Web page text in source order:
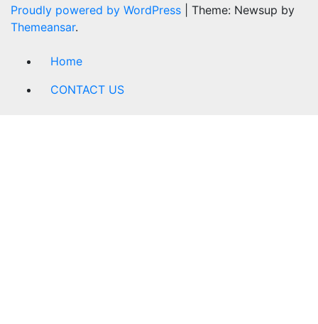
Proudly powered by WordPress
Theme: Newsup by
Themeansar.
Home
CONTACT US